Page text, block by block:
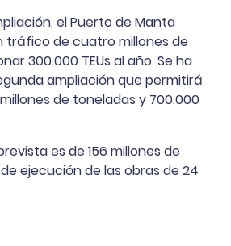
el Puerto de Manta
tráfico de cuatro millones de
300.000 TEUs al año. Se ha
ampliación que permitirá
de toneladas y 700.000
es de 156 millones de
ejecución de las obras de 24